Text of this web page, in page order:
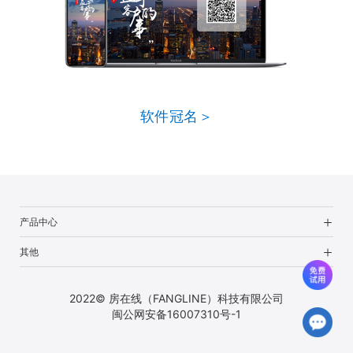
软件冠名＞
产品中心
其他
2022© 房在线（FANGLINE）科技有限公司
闽公网安备16007310号-1